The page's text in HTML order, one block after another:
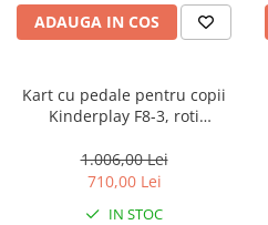
ADAUGA IN COS
Kart cu pedale pentru copii
Kinderplay F8-3, roti
1.006,00 Lei
710,00 Lei
IN STOC